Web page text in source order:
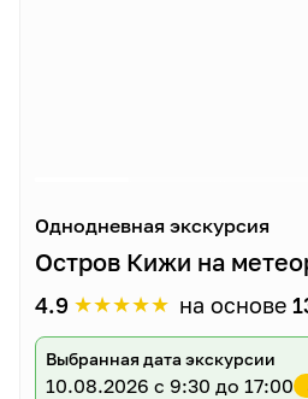
Однодневная экскурсия
Остров Кижи на
4.9 ★★★★★ на основе
Выбранная дата экскурсии
10.08.2026 с 9:30 до 17:00